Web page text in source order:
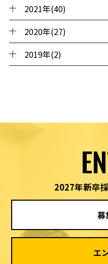
2021年(40)
2020年(27)
2019年(2)
2027年新卒
募
エ